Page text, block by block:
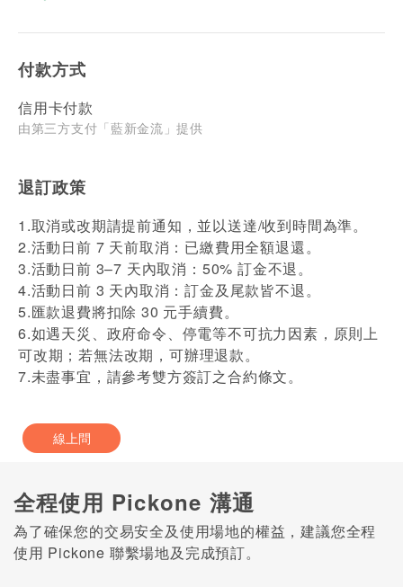
付款方式
信用卡付款
由第三方支付「藍新金流」提供
退訂政策
1.取消或改期請提前通知，並以送達/收到時間為準。
2.活動日前 7 天前取消：已繳費用全額退還。
3.活動日前 3–7 天內取消：50% 訂金不退。
4.活動日前 3 天內取消：訂金及尾款皆不退。
5.匯款退費將扣除 30 元手續費。
6.如遇天災、政府命令、停電等不可抗力因素，原則上
可改期；若無法改期，可辦理退款。
7.未盡事宜，請參考雙方簽訂之合約條文。
線上問
全程使用 Pickone 溝通
為了確保您的交易安全及使用場地的權益，建議您全程
使用 Pickone 聯繫場地及完成預訂。